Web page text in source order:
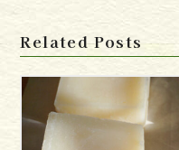
Related Posts